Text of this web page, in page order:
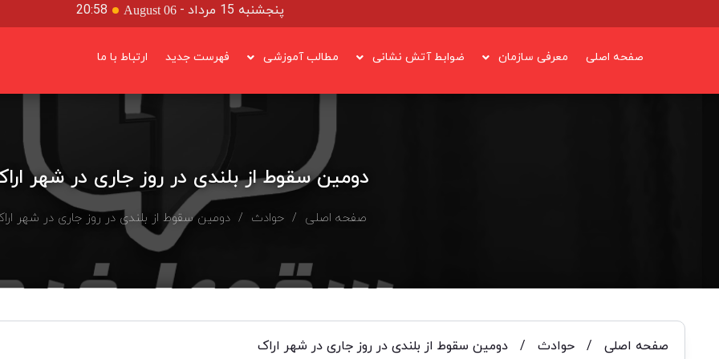
پنجشنبه 15 مرداد -
August 06
20:58
صفحه اصلی معرفی سازمان ضوابط آتش نشانی مطالب آموزشی فهرست جدید ارتباط با ما
دومین سقوط از بلندی در روز جاری در شهر
صفحه اصلی /حوادث / دومین سقوط از بلندی در روز جاری در شهر
صفحه اصلی / حوادث / دومین سقوط از بلندی در روز جاری در شهر اراک